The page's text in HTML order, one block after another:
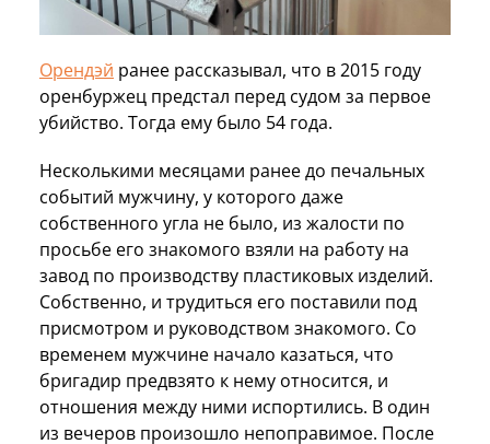
Орендэй ранее рассказывал, что в 2015 году
оренбуржец предстал перед судом за первое
убийство. Тогда ему было 54 года.
Несколькими месяцами ранее до печальных
событий мужчину, у которого даже
собственного угла не было, из жалости по
просьбе его знакомого взяли на работу на
завод по производству пластиковых изделий.
Собственно, и трудиться его поставили под
присмотром и руководством знакомого. Со
временем мужчине начало казаться, что
бригадир предвзято к нему относится, и
отношения между ними испортились. В один
из вечеров произошло непоправимое. После